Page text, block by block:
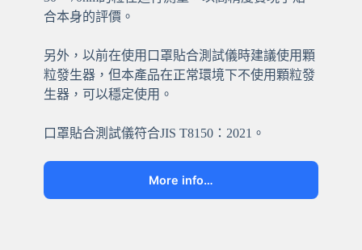
合本身的評價。
另外，以前在使用口罩貼合測試儀時建議使用顆
粒發生器，但本產品在正常環境下不使用顆粒發
生器，可以穩定使用。
口罩貼合測試儀符合JIS T8150：2021。
More info…